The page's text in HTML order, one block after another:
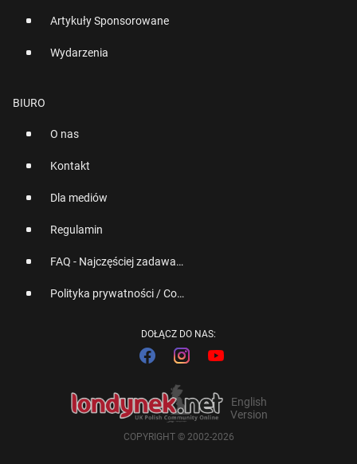
Artykuły Sponsorowane
Wydarzenia
BIURO
O nas
Kontakt
Dla mediów
Regulamin
FAQ - Najczęściej zadawane pytania
Polityka prywatności / Cookies
DOŁĄCZ DO NAS:
English
Version
COPYRIGHT © 2002-2026